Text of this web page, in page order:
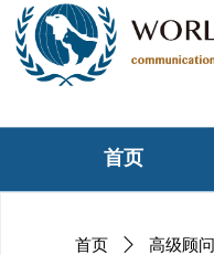
首页
首页 ꄲ 高级顾问